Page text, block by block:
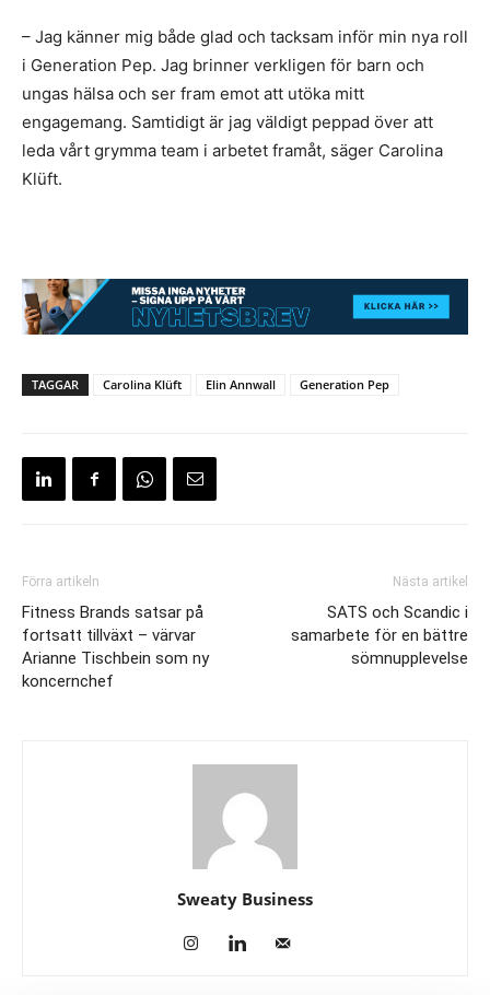
– Jag känner mig både glad och tacksam inför min nya roll
i Generation Pep. Jag brinner verkligen för barn och
ungas hälsa och ser fram emot att utöka mitt
engagemang. Samtidigt är jag väldigt peppad över att
leda vårt grymma team i arbetet framåt, säger Carolina
Klüft.
TAGGAR Carolina Klüft Elin Annwall Generation Pep
Förra artikeln
Fitness Brands satsar på
fortsatt tillväxt – värvar
Arianne Tischbein som ny
koncernchef
Nästa artikel
SATS och Scandic i
samarbete för en bättre
sömnupplevelse
Sweaty Business